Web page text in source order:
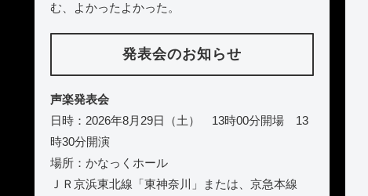
む、よかったよかった。
発表会のお知らせ
声楽発表会
日時：2026年8月29日（土） 13時00分開場 13
時30分開演
場所：かなっくホール
ＪＲ京浜東北線「東神奈川」または、京急本線